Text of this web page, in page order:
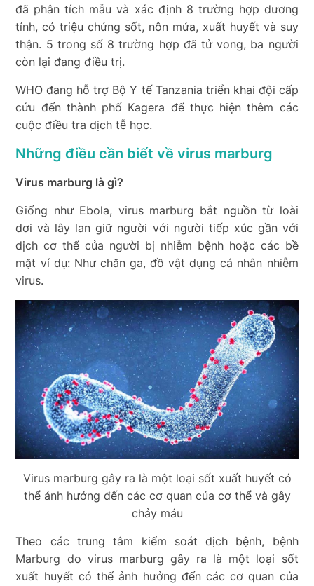
đã phân tích mẫu và xác định 8 trường hợp dương
tính, có triệu chứng sốt, nôn mửa, xuất huyết và suy
thận. 5 trong số 8 trường hợp đã tử vong, ba người
còn lại đang điều trị.
WHO đang hỗ trợ Bộ Y tế Tanzania triển khai đội cấp
cứu đến thành phố Kagera để thực hiện thêm các
cuộc điều tra dịch tễ học.
Những điều cần biết về virus marburg
Virus marburg là gì?
Giống như Ebola, virus marburg bắt nguồn từ loài
dơi và lây lan giữ người với người tiếp xúc gần với
dịch cơ thể của người bị nhiễm bệnh hoặc các bề
mặt ví dụ: Như chăn ga, đồ vật dụng cá nhân nhiễm
virus.
Virus marburg gây ra là một loại sốt xuất huyết có
thể ảnh hưởng đến các cơ quan của cơ thể và gây
chảy máu
Theo các trung tâm kiểm soát dịch bệnh, bệnh
Marburg do virus marburg gây ra là một loại sốt
xuất huyết có thể ảnh hưởng đến các cơ quan của